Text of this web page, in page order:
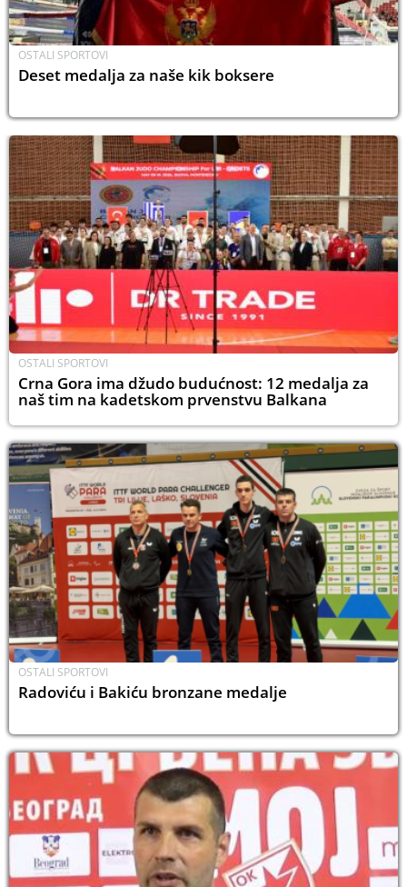
OSTALI SPORTOVI
Deset medalja za naše kik boksere
OSTALI SPORTOVI
Crna Gora ima džudo budućnost: 12 medalja za
naš tim na kadetskom prvenstvu Balkana
OSTALI SPORTOVI
Radoviću i Bakiću bronzane medalje